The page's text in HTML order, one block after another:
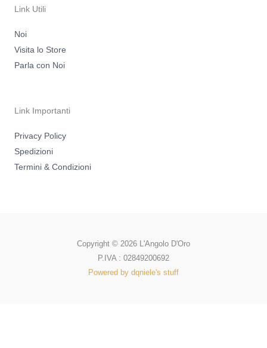
Link Utili
Noi
Visita lo Store
Parla con Noi
Link Importanti
Privacy Policy
Spedizioni
Termini & Condizioni
Copyright © 2026 L'Angolo D'Oro
P.IVA : 02849200692
Powered by dqniele's stuff